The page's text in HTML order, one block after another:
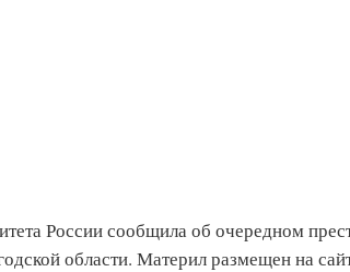
России сообщила об очередном
области. Материл размещен на